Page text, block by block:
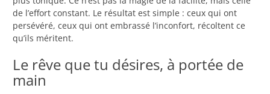
de l’effort constant. Le résultat est simple : ceux qui ont
persévéré, ceux qui ont embrassé l’inconfort, récoltent ce
qu’ils méritent.
Le rêve que tu désires, à portée de
main